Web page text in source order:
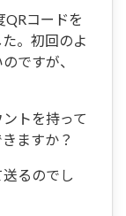
QRコードを
。初回のよ
ですが、
トを持って
ますか？
るのでし